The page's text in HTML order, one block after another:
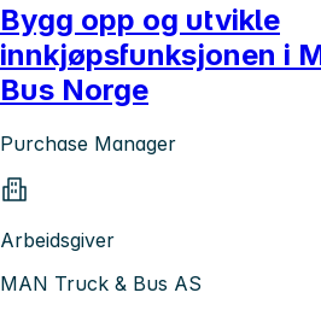
Bygg opp og utvikle
innkjøpsfunksjonen i
Bus Norge
Purchase Manager
Arbeidsgiver
MAN Truck & Bus AS